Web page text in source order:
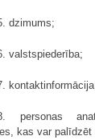
dzimums;
valstspiederība;
personas
kas var palīdzēt